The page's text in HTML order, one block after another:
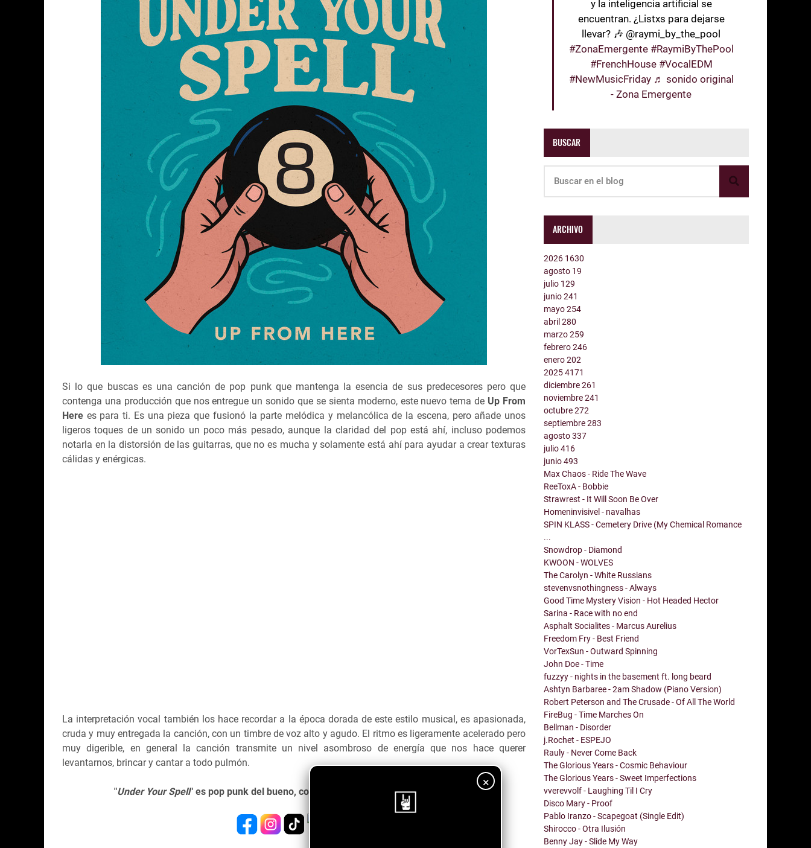
×
Si lo que buscas es una canción de pop punk que mantenga la esencia de sus predecesores pero que
contenga una producción que nos entregue un sonido que se sienta moderno, este nuevo tema de Up From
Here es para ti. Es una pieza que fusionó la parte melódica y melancólica de la escena, pero añade unos
ligeros toques de un sonido un poco más pesado, aunque la claridad del pop está ahí, incluso podemos
notarla en la distorsión de las guitarras, que no es mucha y solamente está ahí para ayudar a crear texturas
cálidas y enérgicas.
La interpretación vocal también los hace recordar a la época dorada de este estilo musical, es apasionada,
cruda y muy entregada la canción, con un timbre de voz alto y agudo. El ritmo es ligeramente acelerado pero
muy digerible, en general la canción transmite un nivel asombroso de energía que nos hace querer
levantarnos, brincar y cantar a todo pulmón.
"Under Your Spell" es pop punk del bueno, con una producción moderna y vibrante.
y la inteligencia artificial se
encuentran. ¿Listxs para dejarse
llevar? 🎶 @raymi_by_the_pool
#ZonaEmergente #RaymiByThePool
#FrenchHouse #VocalEDM
#NewMusicFriday ♬ sonido original
- Zona Emergente
BUSCAR
ARCHIVO
2026 1630
agosto 19
julio 129
junio241
mayo254
abril280
marzo259
febrero246
enero202
20254171
diciembre261
noviembre241
octubre272
septiembre283
agosto337
julio416
junio493
Max Chaos - Ride The Wave
ReeToxA - Bobbie
Strawrest - It Will Soon Be Over
Homeninvisivel - navalhas
SPIN KLASS - Cemetery Drive (My Chemical Romance
...
Snowdrop - Diamond
KWOON - WOLVES
The Carolyn - White Russians
stevenvsnothingness - Always
Good Time Mystery Vision - Hot Headed Hector
Sarina - Race with no end
Asphalt Socialites - Marcus Aurelius
Freedom Fry - Best Friend
VorTexSun - Outward Spinning
John Doe - Time
fuzzyy - nights in the basement ft. long beard
Ashtyn Barbaree - 2am Shadow (Piano Version)
Robert Peterson and The Crusade - Of All The World
FireBug - Time Marches On
Bellman - Disorder
j.Rochet - ESPEJO
Rauly - Never Come Back
The Glorious Years - Cosmic Behaviour
The Glorious Years - Sweet Imperfections
vverevvolf - Laughing Til I Cry
Disco Mary - Proof
Pablo Iranzo - Scapegoat (Single Edit)
Shirocco - Otra Ilusión
Benny Jay - Slide My Way